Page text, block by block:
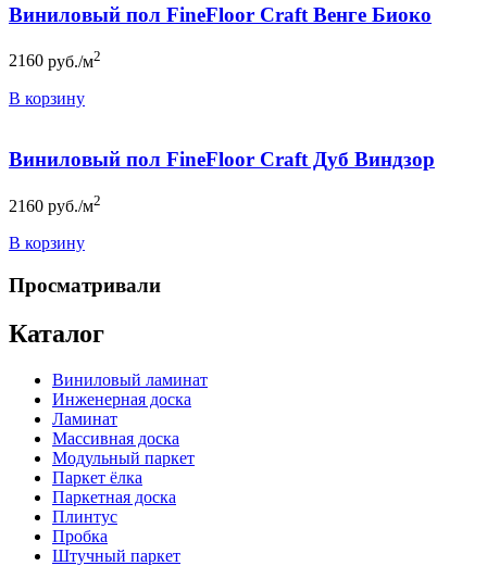
Виниловый пол FineFloor Craft Венге Биоко
2160 руб./м2
В корзину
Виниловый пол FineFloor Craft Дуб Виндзор
2160 руб./м2
В корзину
Просматривали
Каталог
Виниловый ламинат
Инженерная доска
Ламинат
Массивная доска
Модульный паркет
Паркет ёлка
Паркетная доска
Плинтус
Пробка
Штучный паркет